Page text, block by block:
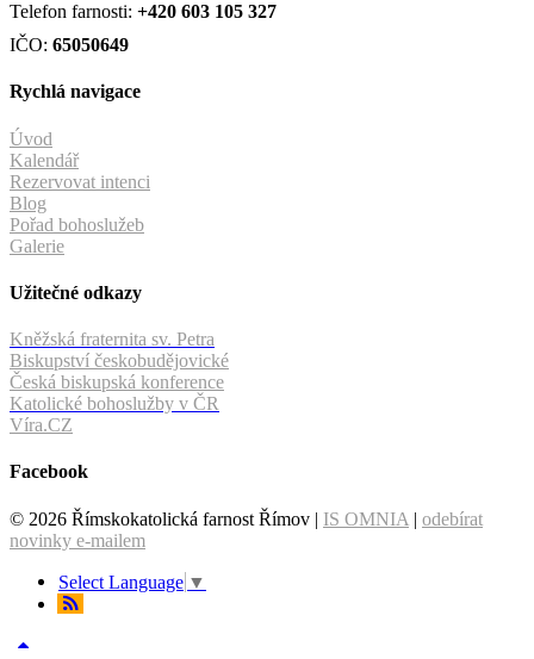
Telefon farnosti: +420 603 105 327
IČO: 65050649
Rychlá navigace
Úvod
Kalendář
Rezervovat intenci
Blog
Pořad bohoslužeb
Galerie
Užitečné odkazy
Kněžská fraternita sv. Petra
Biskupství českobudějovické
Česká biskupská konference
Katolické bohoslužby v ČR
Víra.CZ
Facebook
© 2026 Římskokatolická farnost Římov | IS OMNIA | odebírat
novinky e-mailem
Select Language ▼